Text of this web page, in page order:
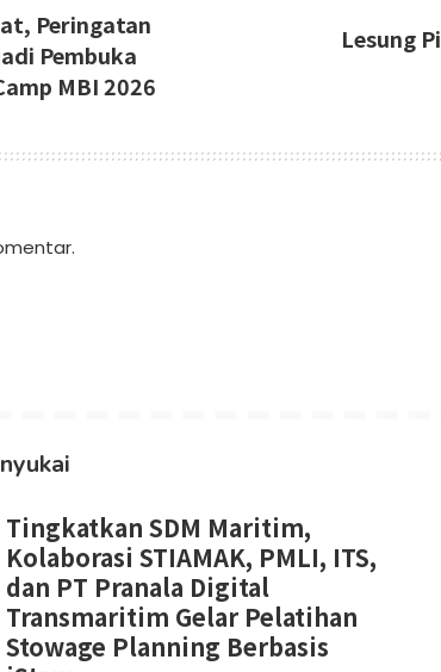
Peringatan
Pembuka
MBI 2026
Lesung
Tingkatkan SDM Maritim,
Kolaborasi STIAMAK, PMLI, ITS,
dan PT Pranala Digital
Transmaritim Gelar Pelatihan
Stowage Planning Berbasis